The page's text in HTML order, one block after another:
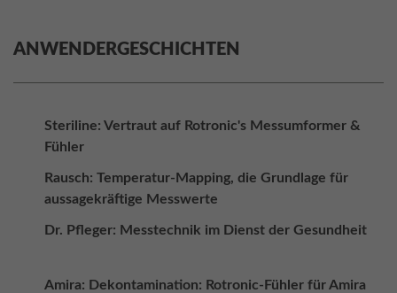
ANWENDERGESCHICHTEN
Steriline: Vertraut auf Rotronic's Messumformer &
Fühler
Rausch: Temperatur-Mapping, die Grundlage für
aussagekräftige Messwerte
Dr. Pfleger: Messtechnik im Dienst der Gesundheit
Amira: Dekontamination: Rotronic-Fühler für Amira